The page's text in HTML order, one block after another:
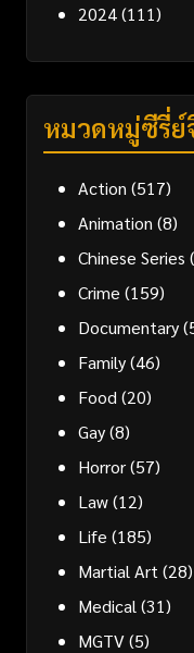
2024(111)
หมวดหมู่ซีรี่ย์
Action (517)
Animation (8)
Chinese Series
Crime (159)
Documentary
Family(46)
Food (20)
Gay(8)
Horror(57)
Law(12)
Life (185)
Martial Art (28)
Medical (31)
MGTV(5)